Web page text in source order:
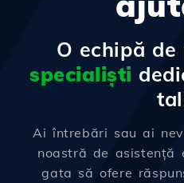
O echipă de
specialiști
Ai întrebări sau ai
noastră de asistență
gata să ofere